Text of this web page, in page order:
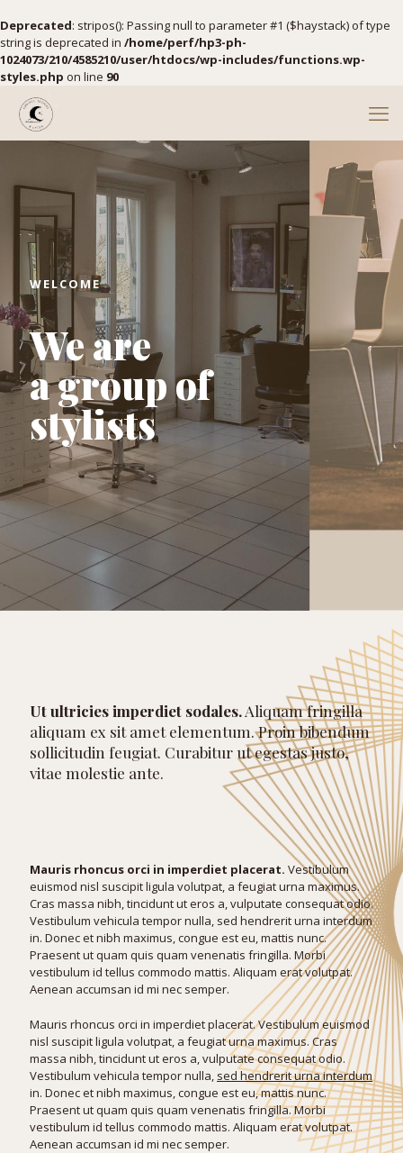
Deprecated: stripos(): Passing null to parameter #1 ($haystack) of type
string is deprecated in /home/perf/hp3-ph-
1024073/210/4585210/user/htdocs/wp-includes/functions.wp-
styles.php on line 90
WELCOME
We are
a group of
stylists
Ut ultricies imperdiet sodales.Aliquam fringilla
aliquam ex sit amet elementum. Proin bibendum
sollicitudin feugiat. Curabitur ut egestas justo,
vitae molestie ante.
Mauris rhoncus orci in imperdiet placerat. Vestibulum
euismod nisl suscipit ligula volutpat, a feugiat urna maximus.
Cras massa nibh, tincidunt ut eros a, vulputate consequat odio.
Vestibulum vehicula tempor nulla, sed hendrerit urna interdum
in. Donec et nibh maximus, congue est eu, mattis nunc.
Praesent ut quam quis quam venenatis fringilla. Morbi
vestibulum id tellus commodo mattis. Aliquam erat volutpat.
Aenean accumsan id mi nec semper.
Mauris rhoncus orci in imperdiet placerat. Vestibulum euismod
nisl suscipit ligula volutpat, a feugiat urna maximus. Cras
massa nibh, tincidunt ut eros a, vulputate consequat odio.
Vestibulum vehicula tempor nulla, sed hendrerit urna interdum
in. Donec et nibh maximus, congue est eu, mattis nunc.
Praesent ut quam quis quam venenatis fringilla. Morbi
vestibulum id tellus commodo mattis. Aliquam erat volutpat.
Aenean accumsan id mi nec semper.